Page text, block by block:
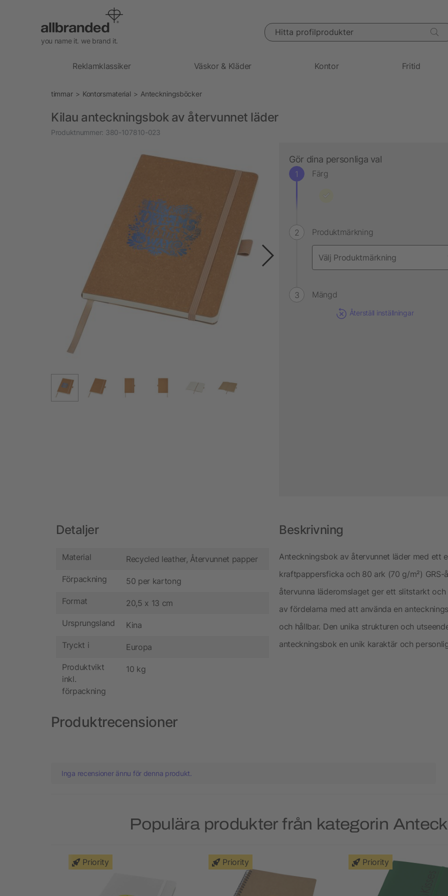
you name it. we brand it.
Hitta profilprodukter
Reklamklassiker Väskor & Kläder Kontor Fritid
timmar Kontorsmaterial Anteckningsböcker
Kilau anteckningsbok av återvunnet läder
Produktnummer: 380-107810-023
Gör dina personliga val
Färg
Produktmärkning
Mängd
Återställ inställningar
Detaljer
Material Recycled leather, Återvunnet papper
Förpackning 50 per kartong
Format 20,5 x 13 cm
Ursprungsland Kina
Tryckt i Europa
Produktvikt
inkl.
förpackning
10 kg
Beskrivning
Anteckningsbok av återvunnet läder med ett
kraftpappersficka och 80 ark (70 g/m²)
återvunna läderomslaget ger ett slitstarkt
av fördelarna med att använda en
och hållbar. Den unika strukturen och
anteckningsbok en unik karaktär och
Produktrecensioner
Inga recensioner ännu för denna produkt.
Populära produkter från kategorin
Priority Priority Priority